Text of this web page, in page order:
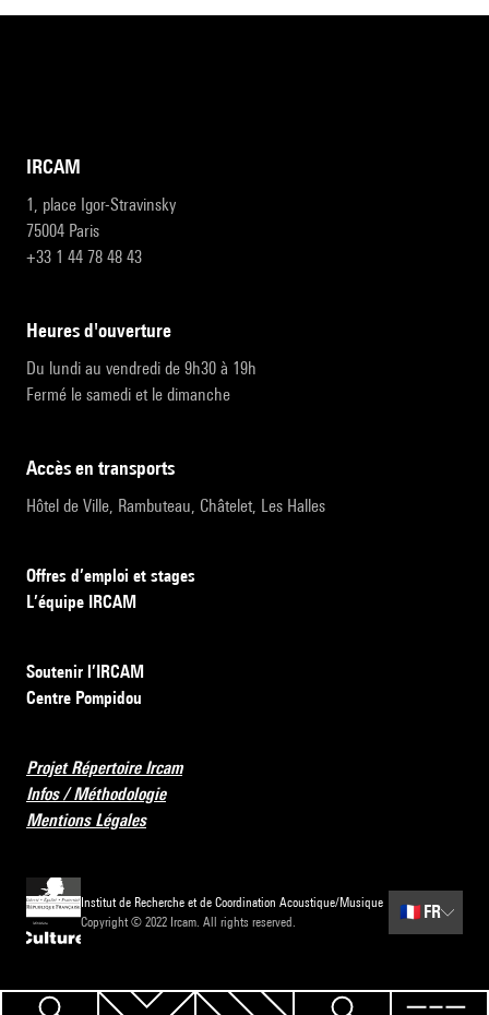
IRCAM
1, place Igor-Stravinsky
75004 Paris
+33 1 44 78 48 43
heures d'ouverture
Du lundi au vendredi de 9h30 à 19h
Fermé le samedi et le dimanche
accès en transports
Hôtel de Ville, Rambuteau, Châtelet, Les Halles
Offres d’emploi et stages
L’équipe IRCAM
Soutenir l’IRCAM
Centre Pompidou
Projet Répertoire Ircam
Infos / Méthodologie
Mentions Légales
Institut de Recherche et de Coordination Acoustique/Musique
Copyright © 2022 Ircam. All rights reserved.
🇫🇷 FR